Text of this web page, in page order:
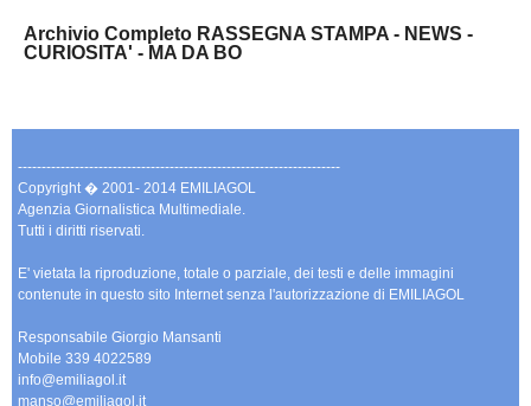
Archivio Completo RASSEGNA STAMPA - NEWS -
CURIOSITA' - MA DA BO
--------------------------------------------------------------------
Copyright � 2001- 2014 EMILIAGOL
Agenzia Giornalistica Multimediale.
Tutti i diritti riservati.
E' vietata la riproduzione, totale o parziale, dei testi e delle immagini
contenute in questo sito Internet senza l'autorizzazione di EMILIAGOL
Responsabile Giorgio Mansanti
Mobile 339 4022589
info@emiliagol.it
manso@emiliagol.it